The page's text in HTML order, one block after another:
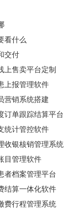
看什么
交付
上售卖平台定制
上报管理软件
营销系统搭建
订单跟踪结算平台
统计管控软件
收银核销管理系统
目管理软件
者档案管理平台
结算一体化软件
费行程管理系统